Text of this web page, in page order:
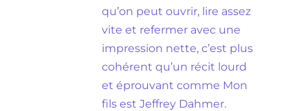
qu’on peut ouvrir, lire assez
vite et refermer avec une
impression nette, c’est plus
cohérent qu’un récit lourd
et éprouvant comme Mon
fils est Jeffrey Dahmer.